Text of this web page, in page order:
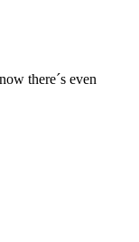
there´s even